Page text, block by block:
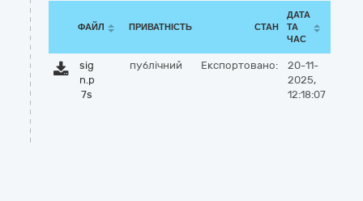
ФАЙЛ ПРИВАТНІСТЬ СТАН
ДАТА
ТА
ЧАС
sig
n.p
7s
публічний Експортовано:
20-11-
2025,
12:18:07